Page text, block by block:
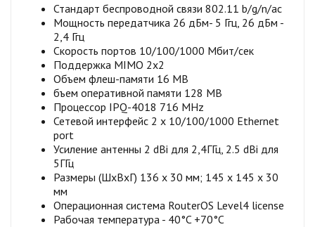
Стандарт беспроводной связи 802.11 b/g/n/ac
Мощность передатчика 26 дБм- 5 Ггц, 26 дБм -
2,4 Ггц
Скорость портов 10/100/1000 Мбит/сек
Поддержка MIMO 2x2
Объем флеш-памяти 16 MB
бъем оперативной памяти 128 MB
Процессор IPQ-4018 716 MHz
Сетевой интерфейс 2 x 10/100/1000 Ethernet
port
Усиление антенны 2 dBi для 2,4ГГц, 2.5 dBi для
5ГГц
Размеры (ШxВxГ) 136 x 30 мм; 145 x 145 x 30
мм
Операционная система RouterOS Level4 license
Рабочая температура - 40°C +70°C